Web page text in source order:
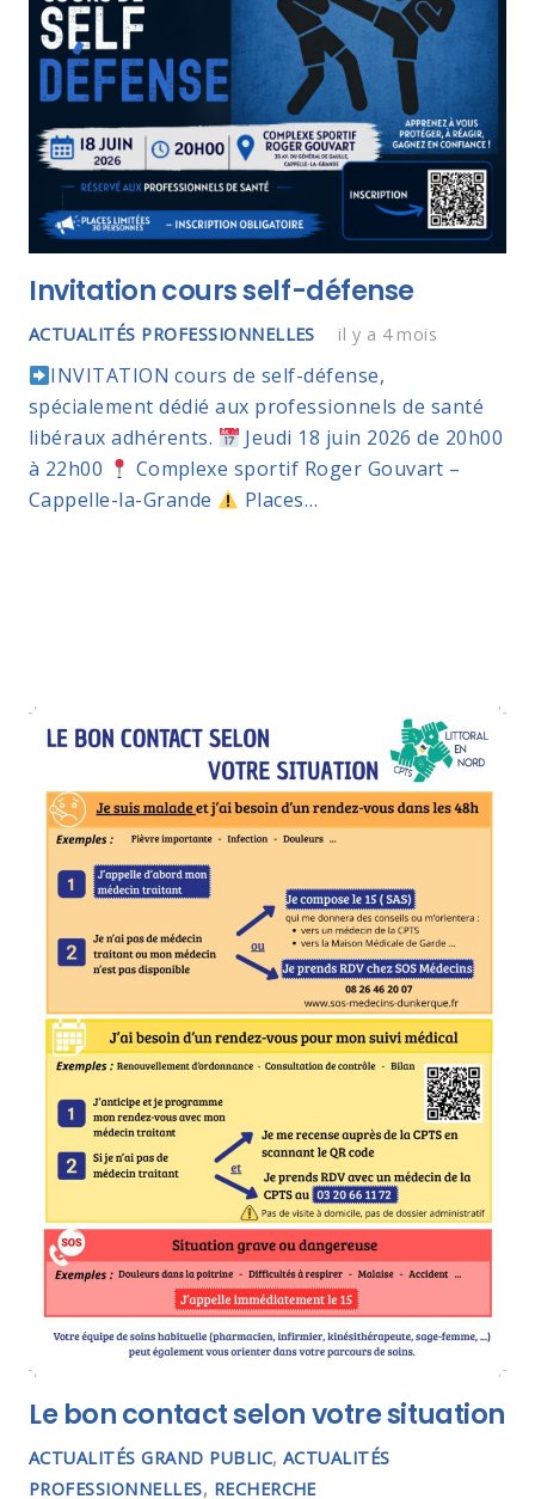
Invitation cours self-défense
ACTUALITÉS PROFESSIONNELLES il y a 4 mois
INVITATION cours de self-défense,
spécialement dédié aux professionnels de santé
libéraux adhérents.
Jeudi 18 juin 2026 de 20h00
à 22h00
Complexe sportif Roger Gouvart –
Cappelle-la-Grande
Places…
Le bon contact selon votre situation
ACTUALITÉS GRAND PUBLIC,ACTUALITÉS
PROFESSIONNELLES, RECHERCHE